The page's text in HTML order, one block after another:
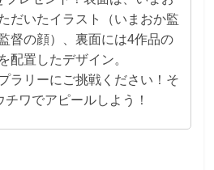
だいたイラスト（いまおか監
督の顔）、裏面には4作品の
配置したデザイン。
ラリーにご挑戦ください！そ
チワでアピールしよう！